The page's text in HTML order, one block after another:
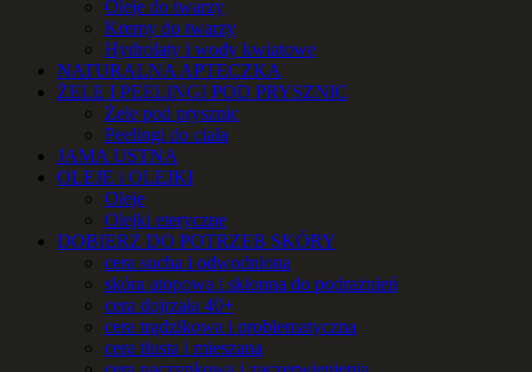
Oleje do twarzy
Kremy do twarzy
Hydrolaty i wody kwiatowe
NATURALNA APTECZKA
ŻELE I PEELINGI POD PRYSZNIC
Żele pod prysznic
Peelingi do ciała
JAMA USTNA
OLEJE i OLEJKI
Oleje
Olejki eteryczne
DOBIERZ DO POTRZEB SKÓRY
cera sucha i odwodniona
skóra atopowa i skłonna do podrażnień
cera dojrzała 40+
cera trądzikowa i problematyczna
cera tłusta i mieszana